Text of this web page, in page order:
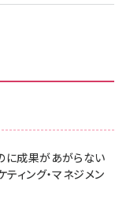
に成果があがらない
ィング・マネジメン